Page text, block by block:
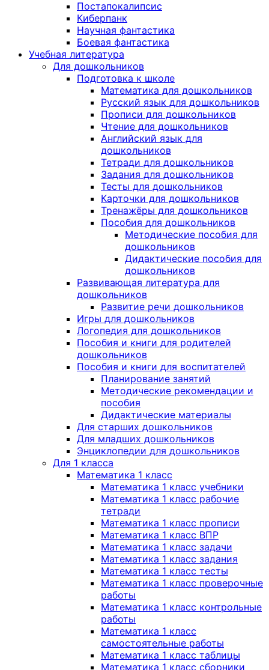
Постапокалипсис
Киберпанк
Научная фантастика
Боевая фантастика
Учебная литература
Для дошкольников
Подготовка к школе
Математика для дошкольников
Русский язык для дошкольников
Прописи для дошкольников
Чтение для дошкольников
Английский язык для
дошкольников
Тетради для дошкольников
Задания для дошкольников
Тесты для дошкольников
Карточки для дошкольников
Тренажёры для дошкольников
Пособия для дошкольников
Методические пособия для
дошкольников
Дидактические пособия для
дошкольников
Развивающая литература для
дошкольников
Развитие речи дошкольников
Игры для дошкольников
Логопедия для дошкольников
Пособия и книги для родителей
дошкольников
Пособия и книги для воспитателей
Планирование занятий
Методические рекомендации и
пособия
Дидактические материалы
Для старших дошкольников
Для младших дошкольников
Энциклопедии для дошкольников
Для 1 класса
Математика 1 класс
Математика 1 класс учебники
Математика 1 класс рабочие
тетради
Математика 1 класс прописи
Математика 1 класс ВПР
Математика 1 класс задачи
Математика 1 класс задания
Математика 1 класс тесты
Математика 1 класс проверочные
работы
Математика 1 класс контрольные
работы
Математика 1 класс
самостоятельные работы
Математика 1 класс таблицы
Математика 1 класс сборники